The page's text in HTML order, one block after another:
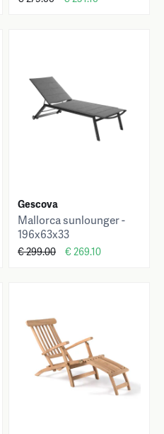
Gescova
Mallorca sunlounger -
196x63x33
€ 299.00 € 269.10